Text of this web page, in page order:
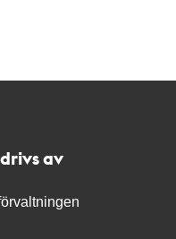
av